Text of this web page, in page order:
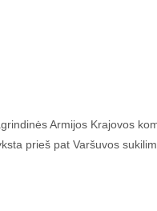
Armijos Krajovos
prieš pat Varšuvos